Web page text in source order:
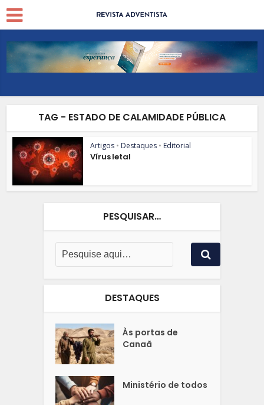
TAG - ESTADO DE CALAMIDADE PÚBLICA
Artigos • Destaques • Editorial
Vírus letal
PESQUISAR…
DESTAQUES
Às portas de
Canaã
Ministério de todos